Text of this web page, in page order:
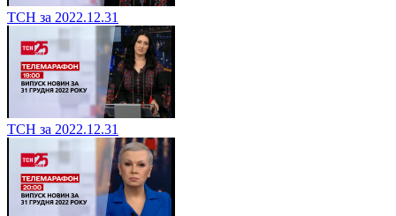
ТСН за 2022.12.31
ТСН за 2022.12.31